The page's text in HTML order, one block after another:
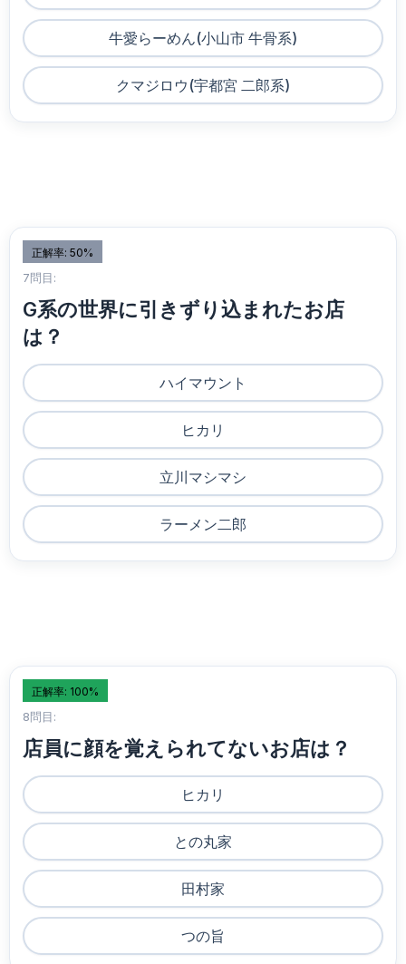
牛愛らーめん(小山市 牛骨系)
クマジロウ(宇都宮 二郎系)
正解率: 50%
7問目:
G系の世界に引きずり込まれたお店
は？
ハイマウント
ヒカリ
立川マシマシ
ラーメン二郎
正解率: 100%
8問目:
店員に顔を覚えられてないお店は？
ヒカリ
との丸家
田村家
つの旨